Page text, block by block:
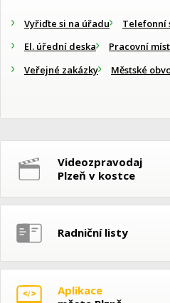
Vyřiďte si na úřadu
Telefonní
El. úřední deska
Pracovní
Veřejné zakázky
Městské
Videozpravodaj
Plzeň v kostce
Radniční listy
Aplikace